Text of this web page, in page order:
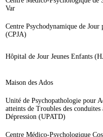
Var
Centre Psychodynamique de Jour
(CPJA)
Hôpital de Jour Jeunes Enfants
Maison des Ados
Unité de Psychopathologie pour
atteints de Troubles des
Dépression (UPATD)
Centre Médico-Psychologique